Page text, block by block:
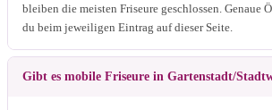
bleiben die meisten Friseure geschlossen. Genaue
du beim jeweiligen Eintrag auf dieser Seite.
Gibt es mobile Friseure in Gartenstadt/